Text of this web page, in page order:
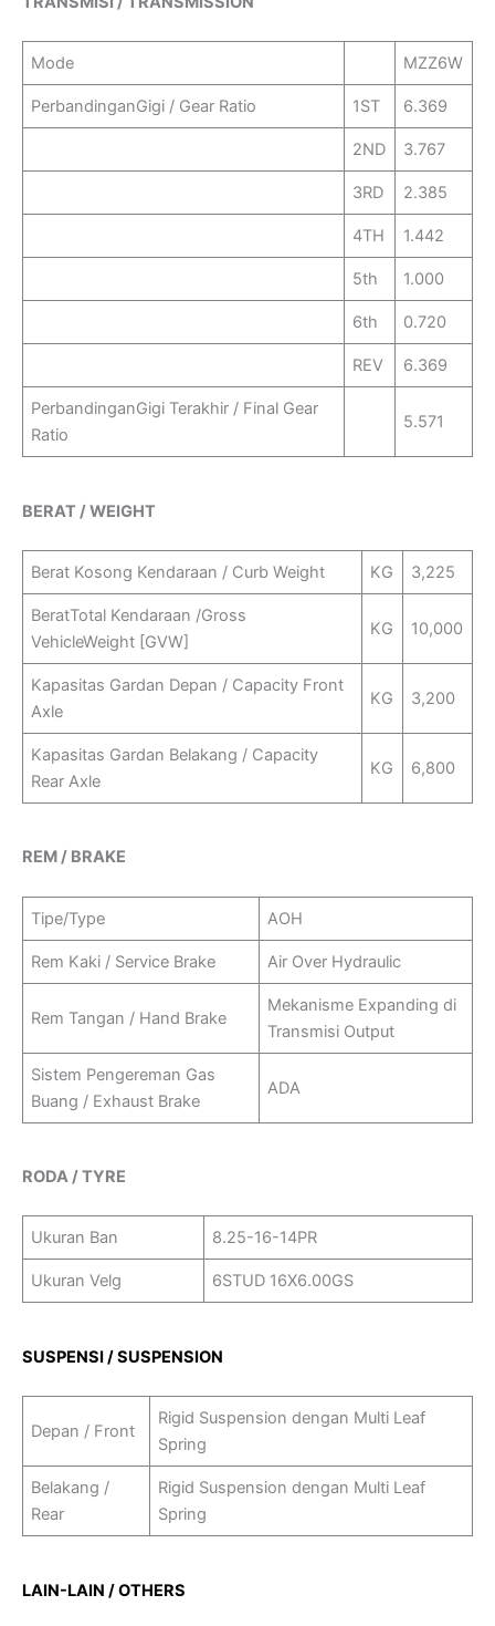
Mode MZZ6W
PerbandinganGigi / Gear Ratio 1ST 6.369
2ND 3.767
3RD 2.385
4TH 1.442
5th 1.000
6th 0.720
REV 6.369
PerbandinganGigi Terakhir / Final Gear
Ratio
5.571
BERAT / WEIGHT
Berat Kosong Kendaraan / Curb Weight KG 3,225
BeratTotal Kendaraan /Gross
VehicleWeight [GVW]
KG 10,000
Kapasitas Gardan Depan / Capacity Front
Axle
KG 3,200
Kapasitas Gardan Belakang / Capacity
Rear Axle
KG 6,800
REM / BRAKE
Tipe/Type AOH
Rem Kaki / Service Brake Air Over Hydraulic
Rem Tangan / Hand Brake
Mekanisme Expanding di
Transmisi Output
Sistem Pengereman Gas
Buang / Exhaust Brake
ADA
RODA / TYRE
Ukuran Ban 8.25-16-14PR
Ukuran Velg 6STUD 16X6.00GS
SUSPENSI / SUSPENSION
Depan / Front
Rigid Suspension dengan Multi Leaf
Spring
Belakang /
Rear
Rigid Suspension dengan Multi Leaf
Spring
LAIN-LAIN / OTHERS